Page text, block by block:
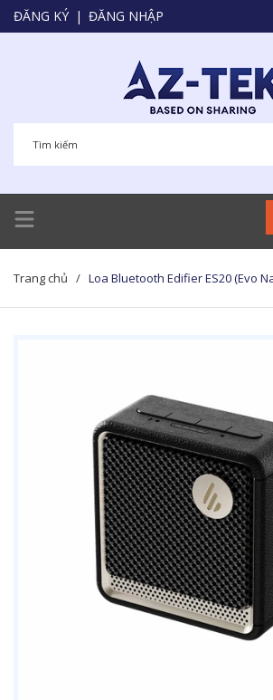
ĐĂNG KÝ | ĐĂNG NHẬP
Trang chủ / Loa Bluetooth Edifier ES20 (Evo